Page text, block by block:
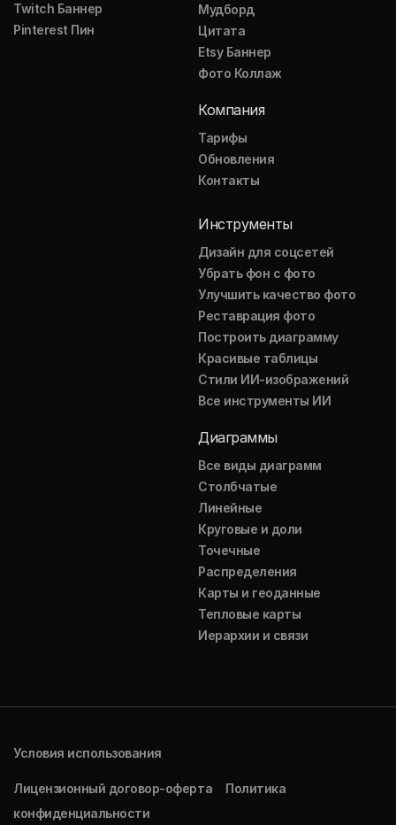
Twitch Баннер
Pinterest Пин
Мудборд
Цитата
Etsy Баннер
Фото Коллаж
Компания
Тарифы
Обновления
Контакты
Инструменты
Дизайн для соцсетей
Убрать фон с фото
Улучшить качество фото
Реставрация фото
Построить диаграмму
Красивые таблицы
Стили ИИ-изображений
Все инструменты ИИ
Диаграммы
Все виды диаграмм
Столбчатые
Линейные
Круговые и доли
Точечные
Распределения
Карты и геоданные
Тепловые карты
Иерархии и связи
Условия использования
Лицензионный договор-оферта
Политика
конфиденциальности